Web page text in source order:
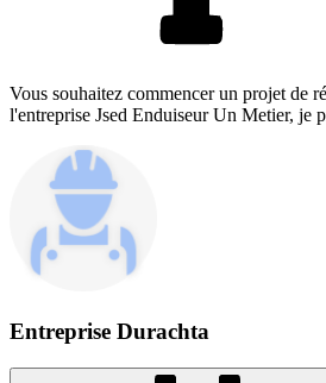
Vous souhaitez commencer un projet de
l'entreprise Jsed Enduiseur Un Metier, je
Entreprise Durachta